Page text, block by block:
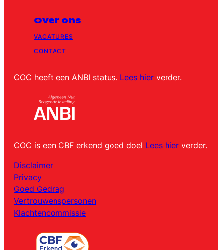
Over ons
VACATURES
CONTACT
COC heeft een ANBI status. Lees hier verder.
COC is een CBF erkend goed doel Lees hier verder.
Disclaimer
Privacy
Goed Gedrag
Vertrouwenspersonen
Klachtencommissie